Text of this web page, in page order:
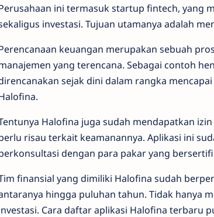
ini termasuk startup fintech, yang
investasi. Tujuan utamanya adalah
keuangan merupakan sebuah
yang terencana. Sebagai contoh
sejak dini dalam rangka
Halofina juga sudah mendapatkan
risau terkait keamanannya. Aplikasi ini
dengan para pakar yang
finansial yang dimiliki Halofina sudah
hingga puluhan tahun. Tidak hanya
Cara daftar aplikasi Halofina terbaru